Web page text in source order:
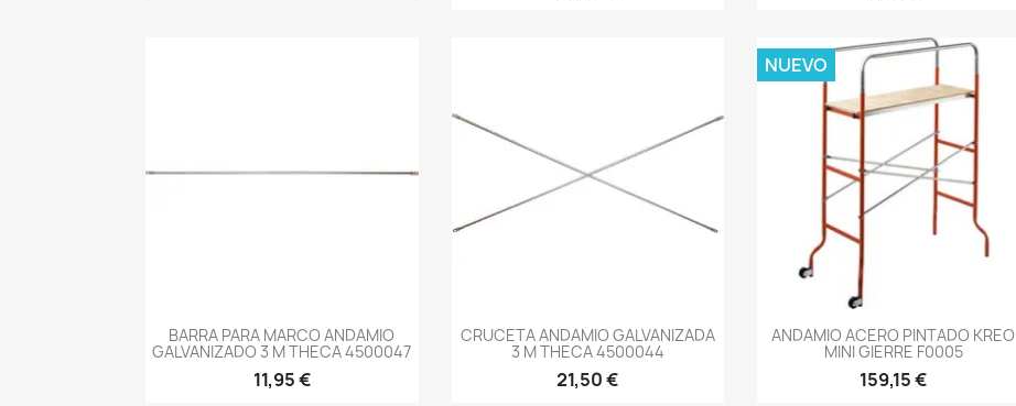
-->
BARRA PARA MARCO ANDAMIO
GALVANIZADO 3 M THECA 4500047
11,95 €
-->
CRUCETA ANDAMIO GALVANIZADA
3 M THECA 4500044
21,50 €
-->
ANDAMIO ACERO PINTADO KREO
MINI GIERRE F0005
159,15 €
NUEVO